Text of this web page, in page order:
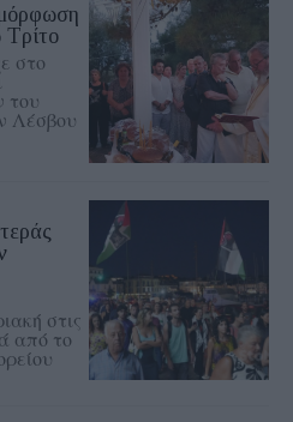
στο
του
Λέσβου
στις
από το